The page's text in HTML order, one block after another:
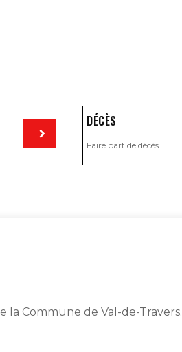
DÉCÈS
Faire part de décès
Commune de Val-de-Travers.